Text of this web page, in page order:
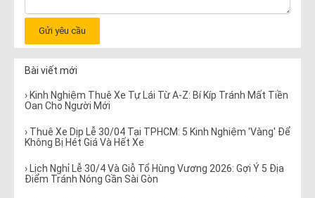
Gửi yêu cầu
Bài viết mới
› Kinh Nghiệm Thuê Xe Tự Lái Từ A-Z: Bí Kíp Tránh Mất Tiền
Oan Cho Người Mới
› Thuê Xe Dịp Lễ 30/04 Tại TPHCM: 5 Kinh Nghiệm 'Vàng' Để
Không Bị Hét Giá Và Hết Xe
› Lịch Nghỉ Lễ 30/4 Và Giỗ Tổ Hùng Vương 2026: Gợi Ý 5 Địa
Điểm Tránh Nóng Gần Sài Gòn